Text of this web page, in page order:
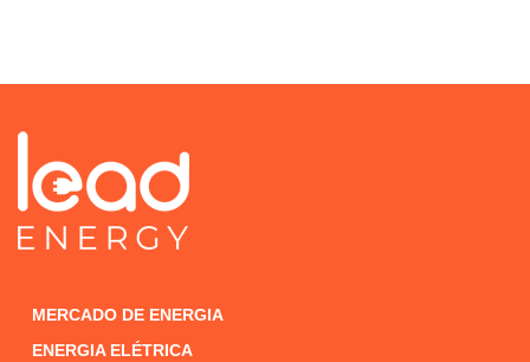
MERCADO DE ENERGIA
ENERGIA ELÉTRICA